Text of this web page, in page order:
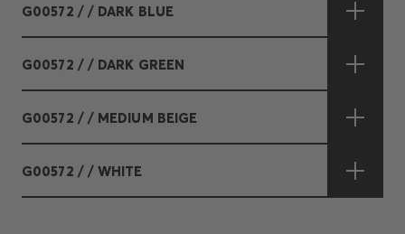
G00572 / / DARK BLUE
G00572 / / DARK GREEN
G00572 / / MEDIUM BEIGE
G00572 / / WHITE